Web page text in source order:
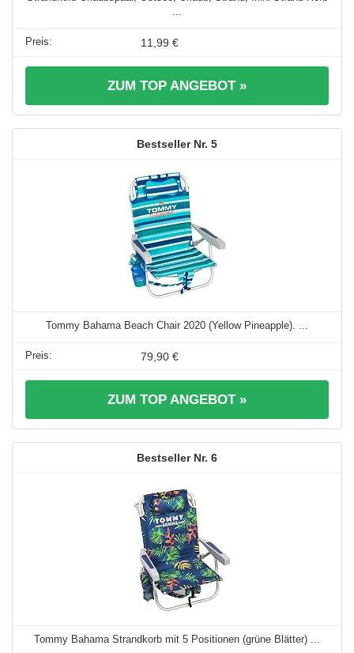
11,99 €
ZUM TOP ANGEBOT »
5
Tommy Bahama Beach Chair 2020 (Yellow Pineapple). ...
79,90 €
ZUM TOP ANGEBOT »
6
Tommy Bahama Strandkorb mit 5 Positionen (grüne Blätter) ...